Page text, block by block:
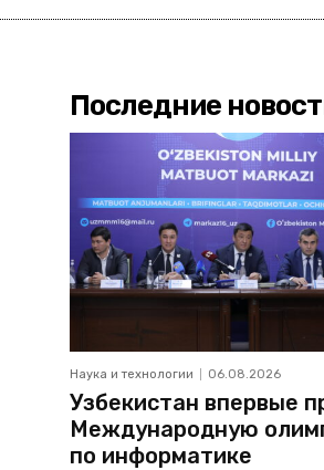
Последние
Наука и технологии 06.08.2026
Узбекистан впервые
Международную
по информатике